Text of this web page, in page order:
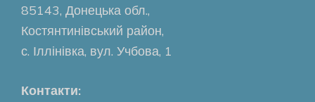
85143, Донецька обл.,
Костянтинівський район,
с. Іллінівка, вул. Учбова, 1
Контакти: